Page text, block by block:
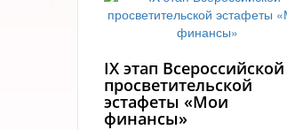
IX этап Всероссийской
просветительской
эстафеты «Мои
финансы»